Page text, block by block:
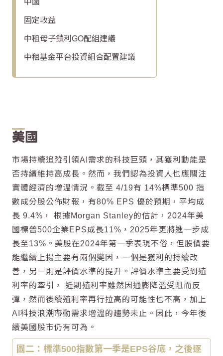
中國
固定收益
中租母子鎖利GO配組建議
中租基金平台投資組合配置建議
美國
市場持續追蹤引領AI需求的科技巨頭，其獲利動能是
否持續維持高成長。然而，我們認為投資人也應關注
實體經濟的增溫情況。截至 4/19有 14%標準500 指
數成分股公佈財報，有80% EPS 優於預期，平均成
長 9.4%， 根據Morgan Stanley的估計，2024年美
國標普500企業EPS成長11%，2025年更將進一步成
長至13%。美股在2024年第一季表現不俗，但股價要
能繼續上揚主要有兩個變因，一個是獲利的持續改
善，另一則是評價水準的提升。評價水準主要受到殖
利率的牽引， 近期殖利率雖然因通膨降溫受阻而反
彈，然而後續殖利率再行拉高的可能性也不高，加上
AI科技浪潮帶動需求增溫的趨勢未止。因此，今年後
續美國股市仍有可為。
圖二：標準500指數第一季是EPS谷底，之後逐